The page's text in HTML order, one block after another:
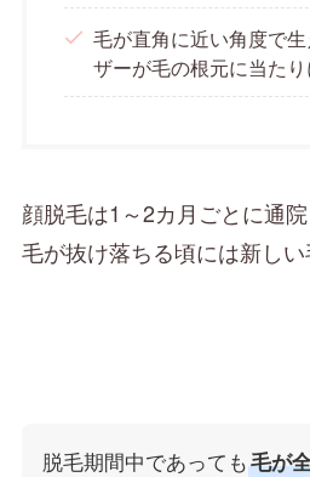
毛が直角に近い角度で
ザーが毛の根元に当た
顔脱毛は1～2カ月ごとに通
毛が抜け落ちる頃には新しい
脱毛期間中であっても毛が